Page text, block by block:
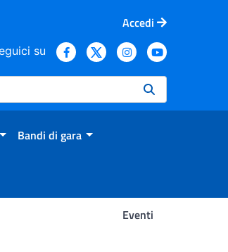
Accedi
su
Bandi di gara
Eventi